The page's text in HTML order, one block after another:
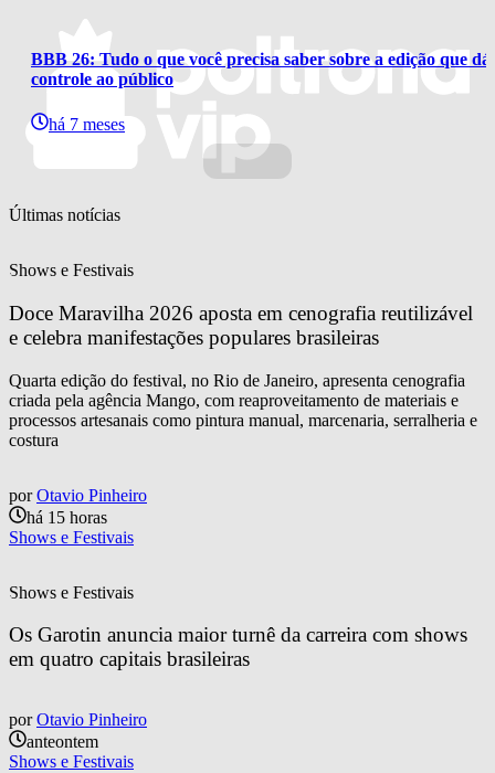
BBB 26: Tudo o que você precisa saber sobre a edição que
controle ao público
há 7 meses
Últimas notícias
Shows e Festivais
Doce Maravilha 2026 aposta em cenografia reutilizável
e celebra manifestações populares brasileiras
Quarta edição do festival, no Rio de Janeiro, apresenta cenografia
criada pela agência Mango, com reaproveitamento de materiais e
processos artesanais como pintura manual, marcenaria, serralheria e
costura
por Otavio Pinheiro
há 15 horas
Shows e Festivais
Shows e Festivais
Os Garotin anuncia maior turnê da carreira com shows
em quatro capitais brasileiras
por Otavio Pinheiro
anteontem
Shows e Festivais